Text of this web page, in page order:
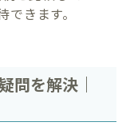
きます。
問を解決｜